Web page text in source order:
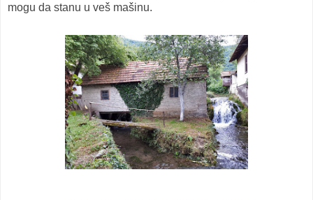
mogu da stanu u veš mašinu.